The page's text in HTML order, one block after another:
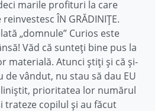
marile profituri la care
ÎN GRĂDINIȚE.
„domnule” Curios este
Văd că sunteți bine pus la
materială. Atunci știți și că și-
de vândut, nu stau să dau EU
prioritatea lor numărul
trateze copilul și au făcut